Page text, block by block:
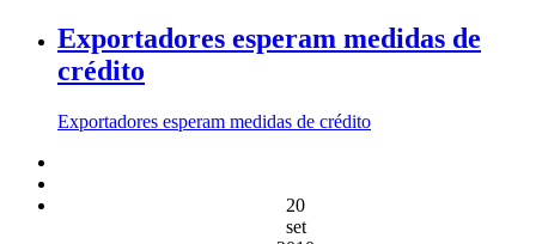
Exportadores esperam medidas de
crédito
Exportadores esperam medidas de crédito
20
set